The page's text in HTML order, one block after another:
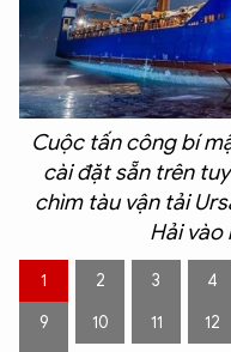
Cuộc tấn công bí
cài đặt sẵn trên
chìm tàu ​​vận tải
Hải vào
1 2 3 4
9 10 11 12